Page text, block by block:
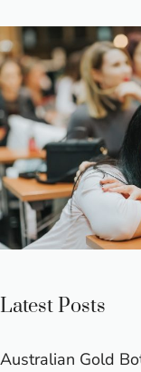
Latest Posts
Australian Gold